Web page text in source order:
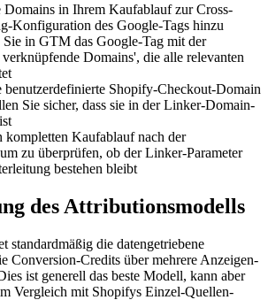
Domains in Ihrem Kaufablauf zur Cross-
Konfiguration des Google-Tags hinzu
in GTM das Google-Tag mit der
Domains', die alle relevanten
benutzerdefinierte Shopify-Checkout-Domain
Sie sicher, dass sie in der Linker-Domain-
kompletten Kaufablauf nach der
zu überprüfen, ob der Linker-Parameter
bestehen bleibt
des Attributionsmodells
standardmäßig die datengetriebene
Credits über mehrere Anzeigen-
ist generell das beste Modell, kann aber
Vergleich mit Shopifys Einzel-Quellen-